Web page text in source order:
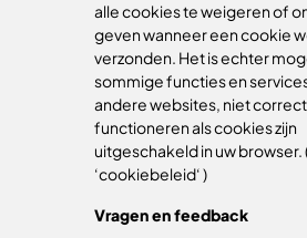
alle cookies te weigeren of
geven wanneer een cookie
verzonden. Het is echter
sommige functies en
andere websites, niet correct
functioneren als cookies zijn
uitgeschakeld in uw browser.
‘cookiebeleid‘ )
Vragen en feedback